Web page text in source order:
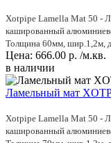
Xotpipe Lamella Mat 50 -
кашированный
Толщина 60мм, шир.1,2м,
Цена: 666.00 р. /м.кв.
в наличии
Ламельный мат
Xotpipe Lamella Mat 50 -
кашированный